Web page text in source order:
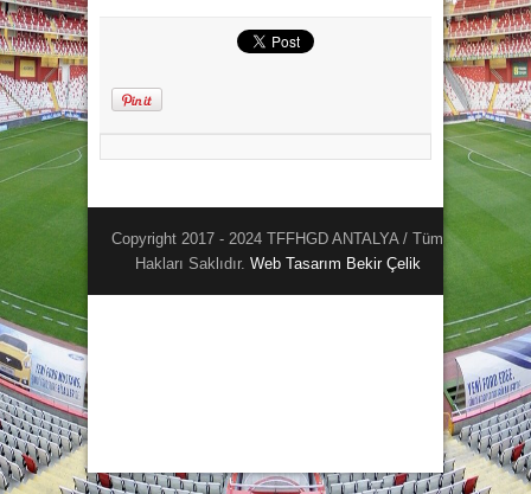
Copyright 2017 - 2024 TFFHGD ANTALYA / Tüm
Hakları Saklıdır. Web Tasarım Bekir Çelik